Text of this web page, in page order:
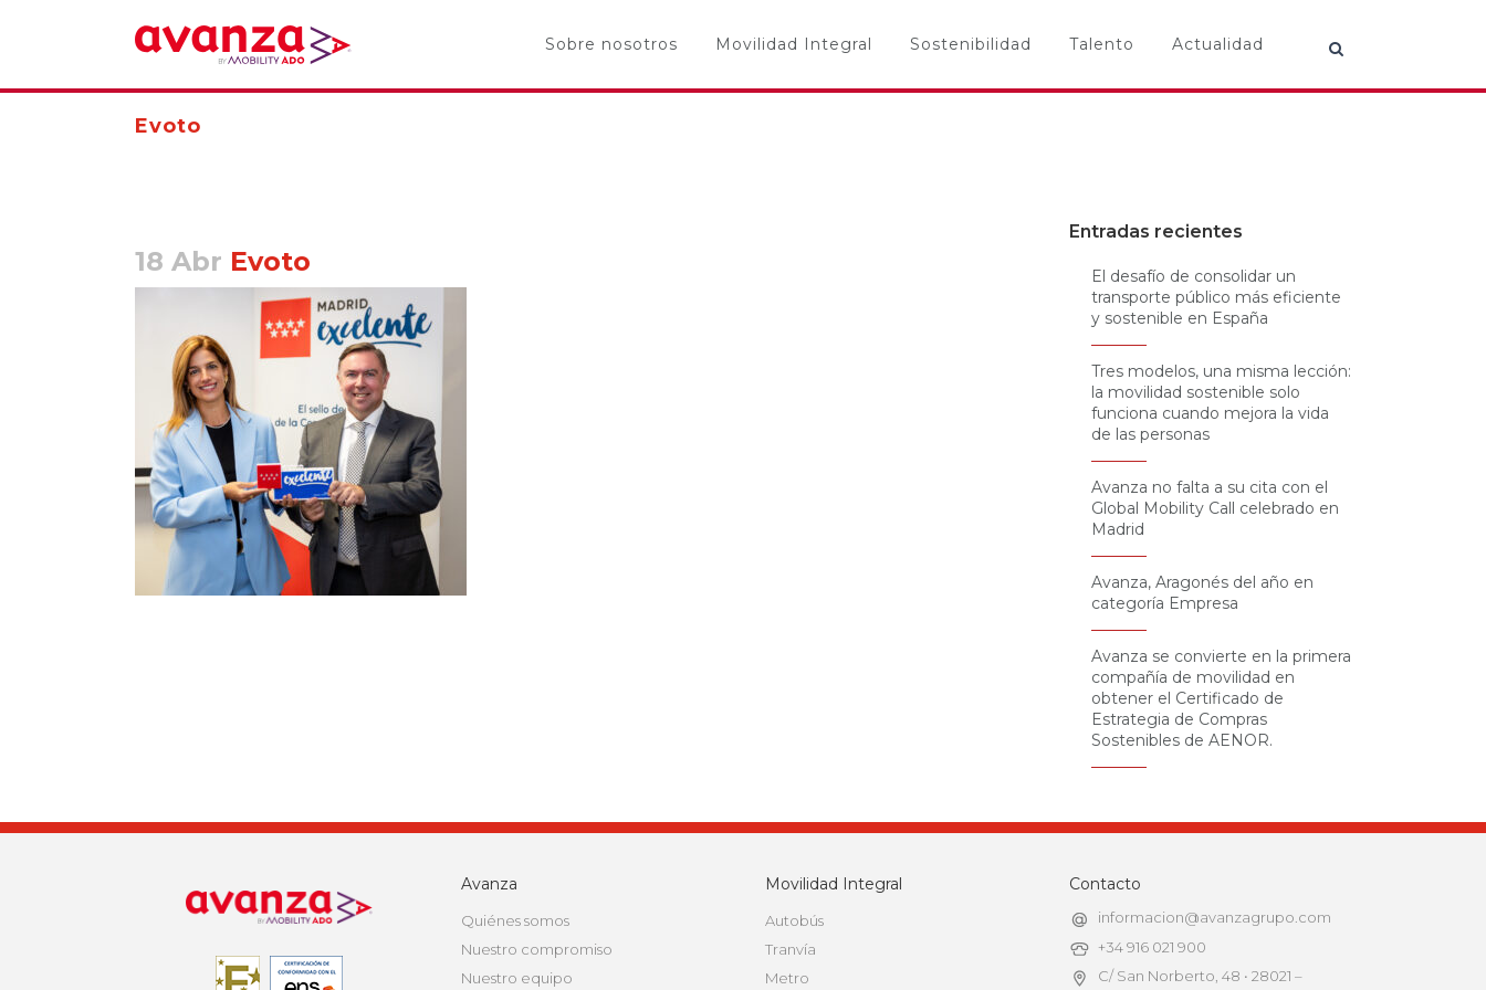
Sobre nosotros Movilidad Integral Sostenibilidad Talento Actualidad
Evoto
18 Abr Evoto
Entradas recientes
El desafío de consolidar un
transporte público más eficiente
y sostenible en España
Tres modelos, una misma lección:
la movilidad sostenible solo
funciona cuando mejora la vida
de las personas
Avanza no falta a su cita con el
Global Mobility Call celebrado en
Madrid
Avanza, Aragonés del año en
categoría Empresa
Avanza se convierte en la primera
compañía de movilidad en
obtener el Certificado de
Estrategia de Compras
Sostenibles de AENOR.
Avanza
Quiénes somos
Nuestro compromiso
Nuestro equipo
Movilidad Integral
Autobús
Tranvía
Metro
Contacto
informacion@avanzagrupo.com
+34 916 021 900
C/ San Norberto, 48 • 28021 –